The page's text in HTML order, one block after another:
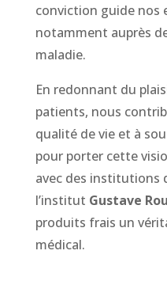
conviction guide nos
notamment auprès
maladie.
En redonnant du
patients, nous
qualité de vie et à
pour porter cette
avec des institutions
l’institut Gustave
produits frais un
médical.